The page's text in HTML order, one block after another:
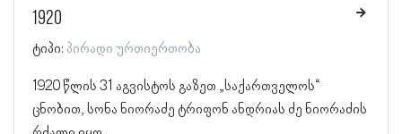
1920
ტიპი: პირადი ურთიერთობა
1920 წლის 31 აგვისტოს გაზეთ „საქართველოს“
ცნობით, სონა ნიორაძე ტრიფონ ანდრიას ძე ნიორაძის